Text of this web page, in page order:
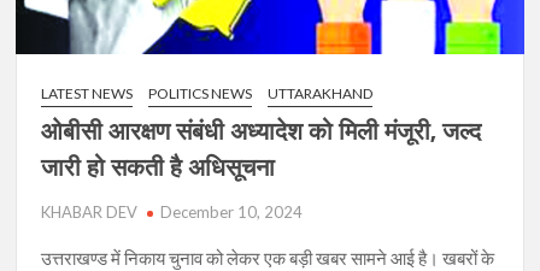
की
दावेदारी,
विधायक
और
जिलाध्यक्ष
को
LATEST NEWS POLITICS NEWS UTTARAKHAND
ओबीसी आरक्षण संबंधी अध्यादेश को मिली मंजूरी, जल्द
जारी हो सकती है अधिसूचना
KHABAR DEV December 10, 2024
उत्तराखण्ड में निकाय चुनाव को लेकर एक बड़ी खबर सामने आई है। खबरों के